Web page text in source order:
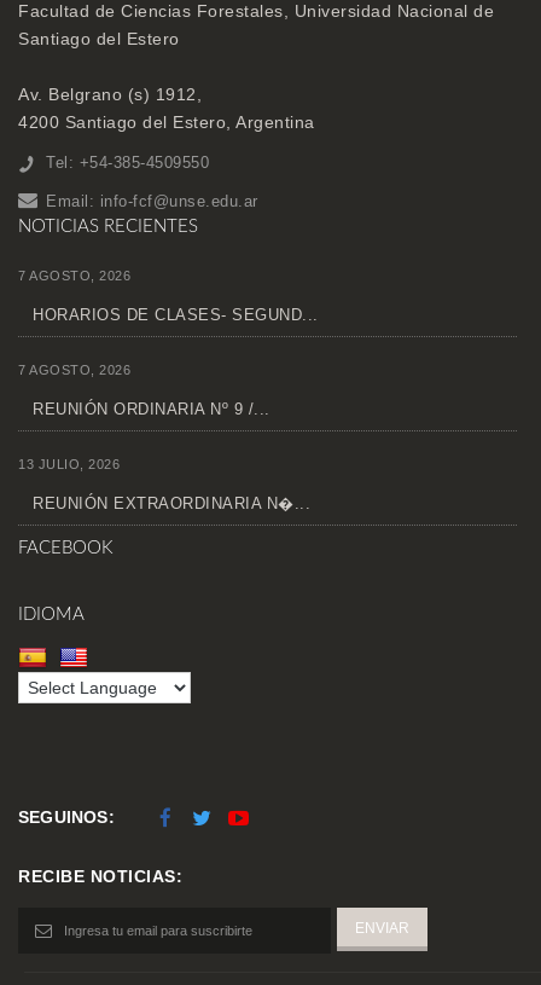
Facultad de Ciencias Forestales, Universidad Nacional de
Santiago del Estero
Av. Belgrano (s) 1912,
4200 Santiago del Estero, Argentina
Tel: +54-385-4509550
Email: info-fcf@unse.edu.ar
NOTICIAS RECIENTES
7 AGOSTO, 2026
HORARIOS DE CLASES- SEGUND...
7 AGOSTO, 2026
REUNIÓN ORDINARIA Nº 9 /...
13 JULIO, 2026
REUNIÓN EXTRAORDINARIA N�...
FACEBOOK
IDIOMA
SEGUINOS:
RECIBE NOTICIAS: